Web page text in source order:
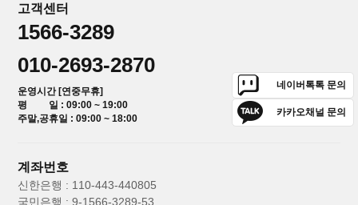
고객센터
1566-3289
010-2693-2870
운영시간 [연중무휴]
평 일 : 09:00 ~ 19:00
주말,공휴일 : 09:00 ~ 18:00
네이버톡톡 문의
카카오채널 문의
계좌번호
신한은행 : 110-443-440805
국민은행 : 9-1566-3289-53